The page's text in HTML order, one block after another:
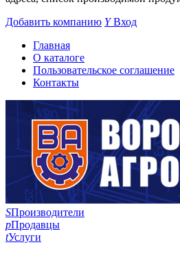
Добавить компанию YВход
Главная
О каталоге
Пользовательское соглашение
Контакты
SПроизводители
pПродавцы
tУслуги